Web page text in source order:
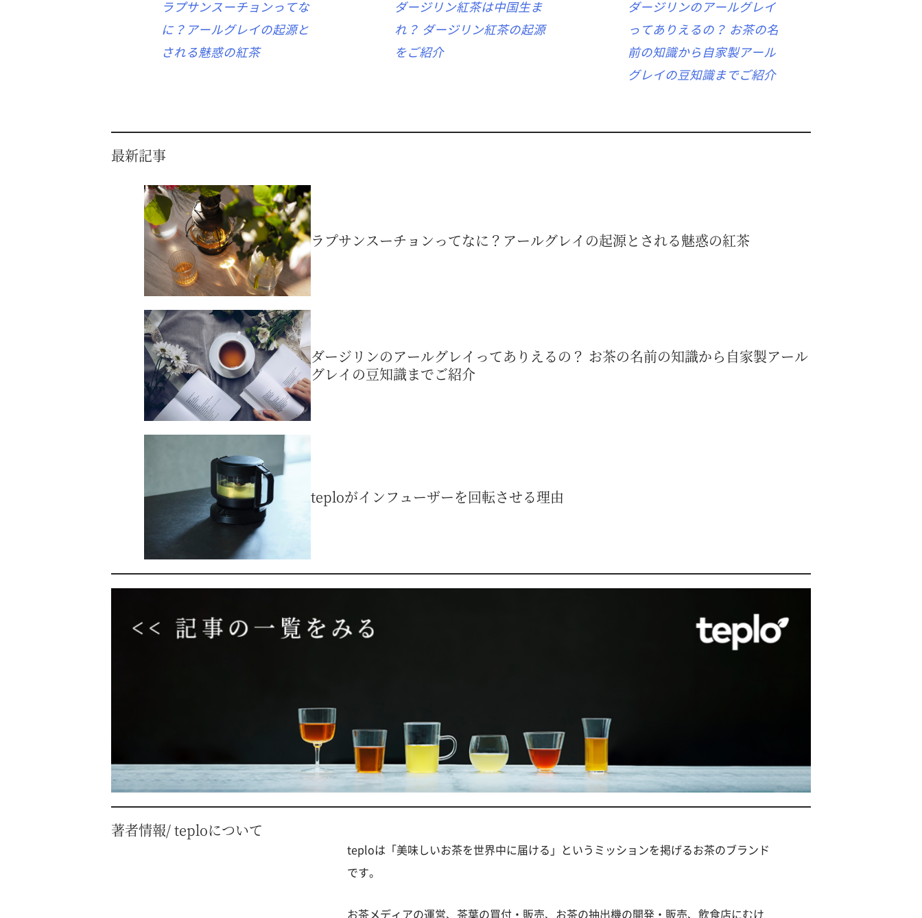
ラプサンスーチョンってな
に？アールグレイの起源と
される魅惑の紅茶
ダージリン紅茶は中国生ま
れ？ ダージリン紅茶の起源
をご紹介
ダージリンのアールグレイ
ってありえるの？ お茶の名
前の知識から自家製アール
グレイの豆知識までご紹介
最新記事
ラプサンスーチョンってなに？アールグレイの起源とされる魅惑の紅茶
ダージリンのアールグレイってありえるの？ お茶の名前の知識から自家製アール
グレイの豆知識までご紹介
teploがインフューザーを回転させる理由
著者情報/ teploについて
teploは「美味しいお茶を世界中に届ける」というミッションを掲げるお茶のブランド
です。
お茶メディアの運営、茶葉の買付・販売、お茶の抽出機の開発・販売、飲食店にむけ